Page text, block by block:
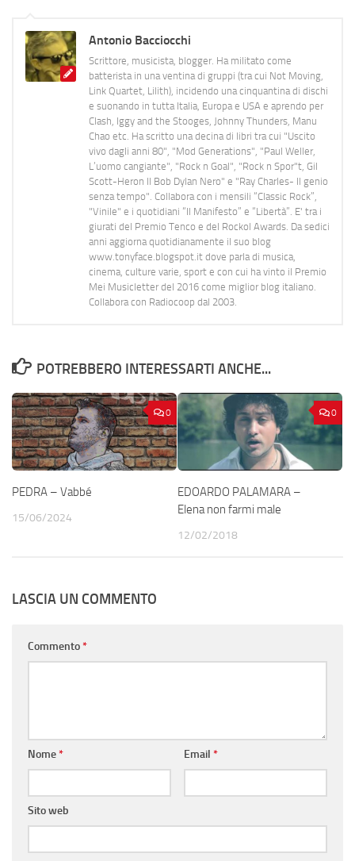
Antonio Bacciocchi
Scrittore, musicista, blogger. Ha militato come
batterista in una ventina di gruppi (tra cui Not Moving,
Link Quartet, Lilith), incidendo una cinquantina di dischi
e suonando in tutta Italia, Europa e USA e aprendo per
Clash, Iggy and the Stooges, Johnny Thunders, Manu
Chao etc. Ha scritto una decina di libri tra cui "Uscito
vivo dagli anni 80", "Mod Generations", "Paul Weller,
L’uomo cangiante", "Rock n Goal", "Rock n Spor"t, Gil
Scott-Heron Il Bob Dylan Nero" e "Ray Charles- Il genio
senza tempo". Collabora con i mensili “Classic Rock”,
"Vinile" e i quotidiani “Il Manifesto” e “Libertà”. E' tra i
giurati del Premio Tenco e del Rockol Awards. Da sedici
anni aggiorna quotidianamente il suo blog
www.tonyface.blogspot.it dove parla di musica,
cinema, culture varie, sport e con cui ha vinto il Premio
Mei Musicletter del 2016 come miglior blog italiano.
Collabora con Radiocoop dal 2003.
POTREBBERO INTERESSARTI ANCHE...
0
PEDRA – Vabbé
15/06/2024
0
EDOARDO PALAMARA –
Elena non farmi male
12/02/2018
LASCIA UN COMMENTO
Commento*
Nome* Email *
Sito web